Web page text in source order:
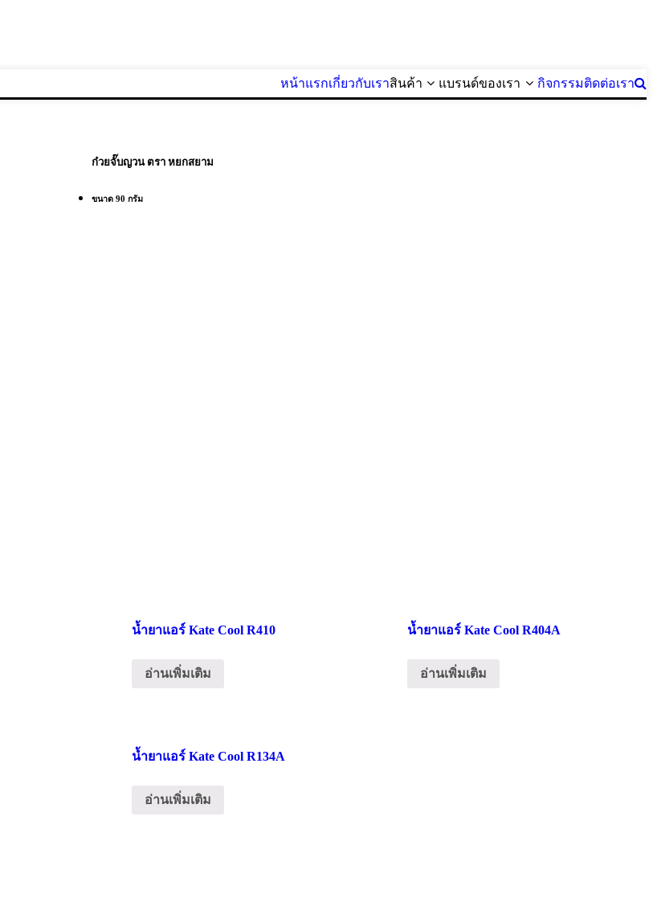
หน้าแรกเกี่ยวกับเราสินค้า แบรนด์ของเรา กิจกรรมติดต่อเรา
ก๋วยจั๊บญวน ตรา หยกสยาม
ขนาด 90 กรัม
น้ำยาแอร์ Kate Cool R410
อ่านเพิ่มเติม
น้ำยาแอร์ Kate Cool R404A
อ่านเพิ่มเติม
น้ำยาแอร์ Kate Cool R134A
อ่านเพิ่มเติม